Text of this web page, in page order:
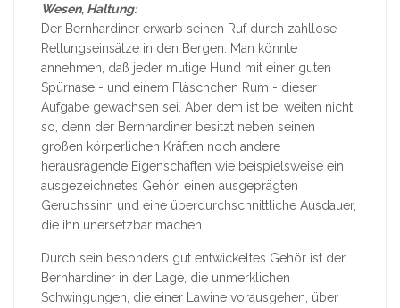
Wesen, Haltung:
Der Bernhardiner erwarb seinen Ruf durch zahllose
Rettungseinsätze in den Bergen. Man könnte
annehmen, daß jeder mutige Hund mit einer guten
Spürnase - und einem Fläschchen Rum - dieser
Aufgabe gewachsen sei. Aber dem ist bei weiten nicht
so, denn der Bernhardiner besitzt neben seinen
großen körperlichen Kräften noch andere
herausragende Eigenschaften wie beispielsweise ein
ausgezeichnetes Gehör, einen ausgeprägten
Geruchssinn und eine überdurchschnittliche Ausdauer,
die ihn unersetzbar machen.
Durch sein besonders gut entwickeltes Gehör ist der
Bernhardiner in der Lage, die unmerklichen
Schwingungen, die einer Lawine vorausgehen, über